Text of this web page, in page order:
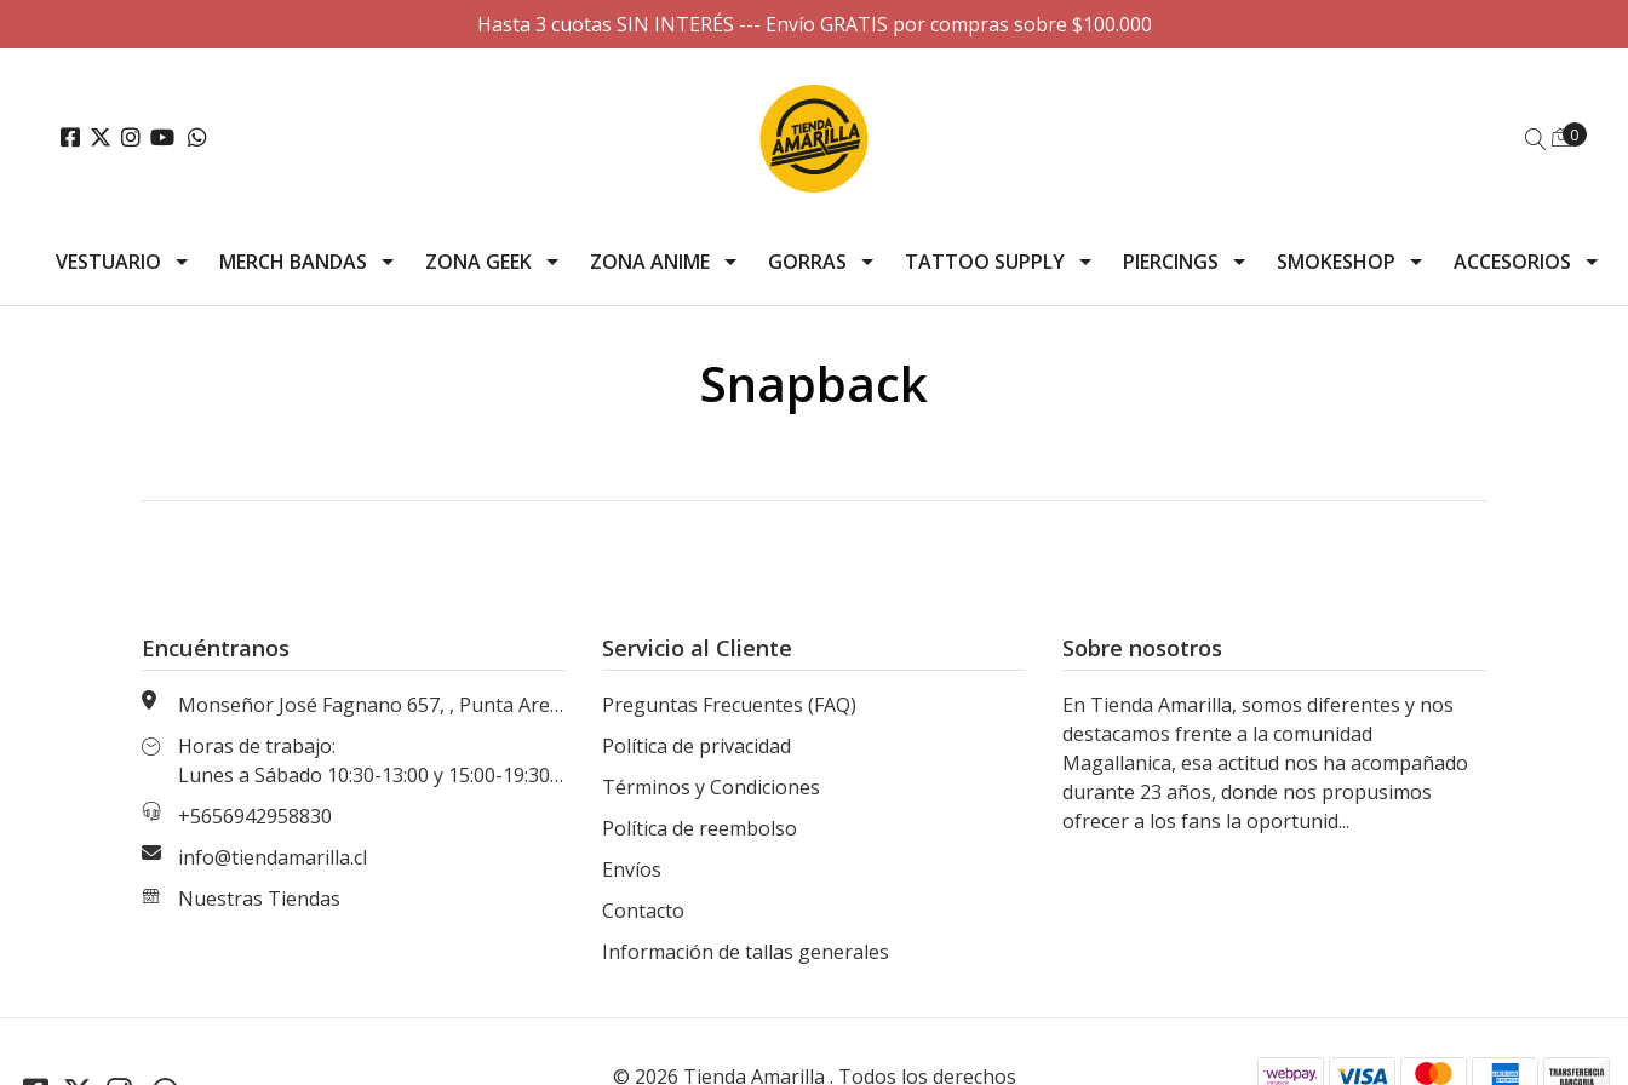
Hasta 3 cuotas SIN INTERÉS --- Envío GRATIS por compras sobre $100.000
0
VESTUARIO MERCH BANDAS ZONA GEEK ZONA ANIME GORRAS TATTOO SUPPLY PIERCINGS SMOKESHOP ACCESORIOS
Snapback
Encuéntranos
Monseñor José Fagnano 657, , Punta Arenas, Magallanes, Chile
Horas de trabajo:
Lunes a Sábado 10:30-13:00 y 15:00-19:30 hrs
+5656942958830
info@tiendamarilla.cl
Nuestras Tiendas
Servicio al Cliente
Preguntas Frecuentes (FAQ)
Política de privacidad
Términos y Condiciones
Política de reembolso
Envíos
Contacto
Información de tallas generales
Sobre nosotros
En Tienda Amarilla, somos diferentes y nos
destacamos frente a la comunidad
Magallanica, esa actitud nos ha acompañado
durante 23 años, donde nos propusimos
ofrecer a los fans la oportunid...
© 2026 Tienda Amarilla . Todos los derechos